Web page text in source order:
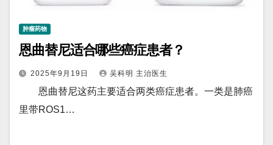
肿瘤药物
恩曲替尼适合哪些癌症患者？
2025年9月19日 吴科明 主治医生
恩曲替尼这药主要适合两类癌症患者。一类是肺癌
里带ROS1…